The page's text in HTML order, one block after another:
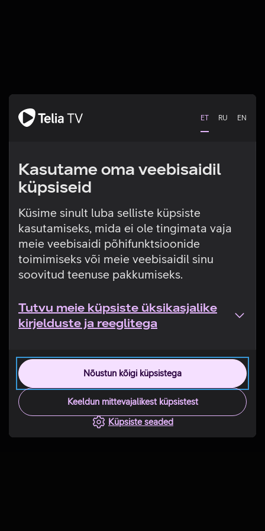
ET RU EN
Kasutame oma veebisaidil
küpsiseid
Küsime sinult luba selliste küpsiste
kasutamiseks, mida ei ole tingimata vaja
meie veebisaidi põhifunktsioonide
toimimiseks või meie veebisaidil sinu
soovitud teenuse pakkumiseks.
Tutvu meie küpsiste üksikasjalike
kirjelduste ja reeglitega
Nõustun kõigi küpsistega
Keeldun mittevajalikest küpsistest
Küpsiste seaded
Tehniline viga